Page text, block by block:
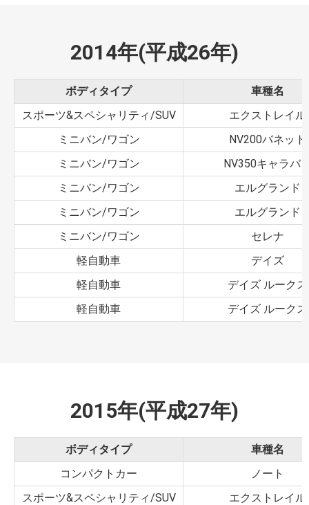
2014年(平成26年)
ボディタイプ
車種名
スポーツ&スペシャリティ/SUV
エクストレイル
ミニバン/ワゴン
NV200バネット
ミニバン/ワゴン
NV350キャラバ
ミニバン/ワゴン
エルグランド
ミニバン/ワゴン
エルグランド
ミニバン/ワゴン
セレナ
軽自動車
デイズ
軽自動車
デイズ ルークス
軽自動車
デイズ ルークス
2015年(平成27年)
ボディタイプ
車種名
コンパクトカー
ノート
スポーツ&スペシャリティ/SUV
エクストレイル